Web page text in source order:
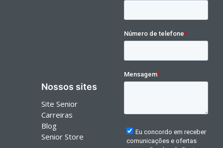
Nossos sites
Site Senior
Carreiras
Blog
Senior Store